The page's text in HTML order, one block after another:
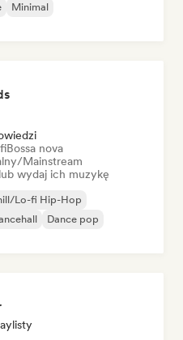
Minimal
Bossa nova
Mainstream
wydaj ich muzykę
Lo-fi Hip-Hop
Dance pop